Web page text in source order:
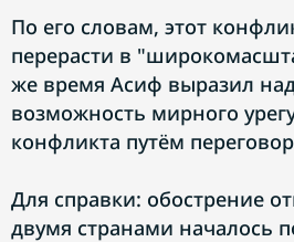
По его словам, этот
перерасти в
же время Асиф выразил
возможность мирного
конфликта путём
Для справки: обострение
двумя странами началось